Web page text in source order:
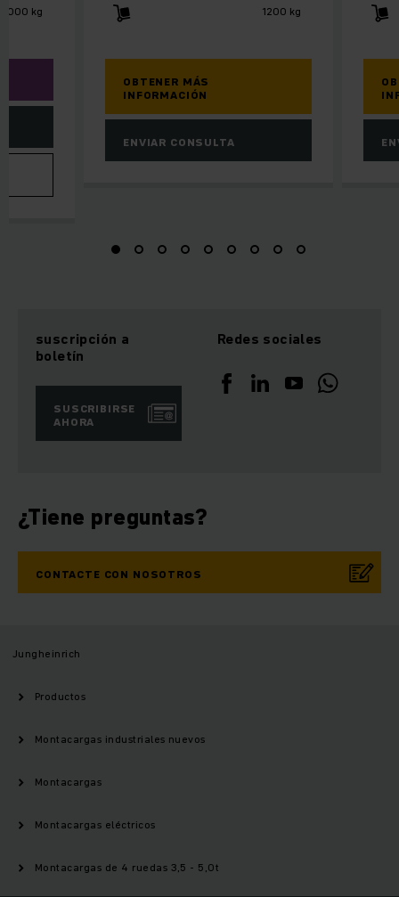
1200 kg
OBTENER MÁS
INFORMACIÓN
ENVIAR CONSULTA
kg
suscripción a
boletín
SUSCRIBIRSE
AHORA
Redes sociales
¿Tiene preguntas?
CONTACTE CON NOSOTROS
Jungheinrich
Productos
Montacargas industriales nuevos
Montacargas
Montacargas eléctricos
Montacargas de 4 ruedas 3,5 - 5,0t